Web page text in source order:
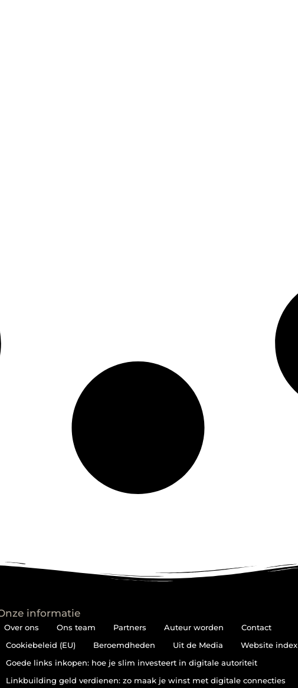
informatie
Over ons Ons team Partners Auteur worden
Contact
Cookiebeleid (EU)
Beroemdheden Uit de Media
Website index
Goede links inkopen: hoe je slim investeert in digitale autoriteit
Linkbuilding geld verdienen: zo maak je winst met digitale connecties